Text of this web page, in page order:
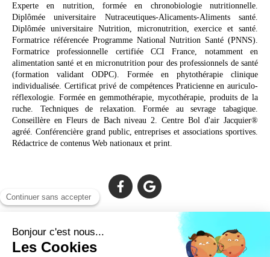
Experte en nutrition, formée en chronobiologie nutritionnelle.
Diplômée universitaire Nutraceutiques-Alicaments-Aliments santé.
Diplômée universitaire Nutrition, micronutrition, exercice et santé.
Formatrice référencée Programme National Nutrition Santé (PNNS).
Formatrice professionnelle certifiée CCI France, notamment en
alimentation santé et en micronutrition pour des professionnels de santé
(formation validant ODPC). Formée en phytothérapie clinique
individualisée. Certificat privé de compétences Praticienne en auriculo-
réflexologie. Formée en gemmothérapie, mycothérapie, produits de la
ruche. Techniques de relaxation. Formée au sevrage tabagique.
Conseillère en Fleurs de Bach niveau 2. Centre Bol d'air Jacquier®
agréé. Conférencière grand public, entreprises et associations sportives.
Rédactrice de contenus Web nationaux et print.
Cabinet facilement accessible depuis :
Lechiagat, Treffiagat, Lesconil, Loctudy, Plobannalec, Fouesnant,